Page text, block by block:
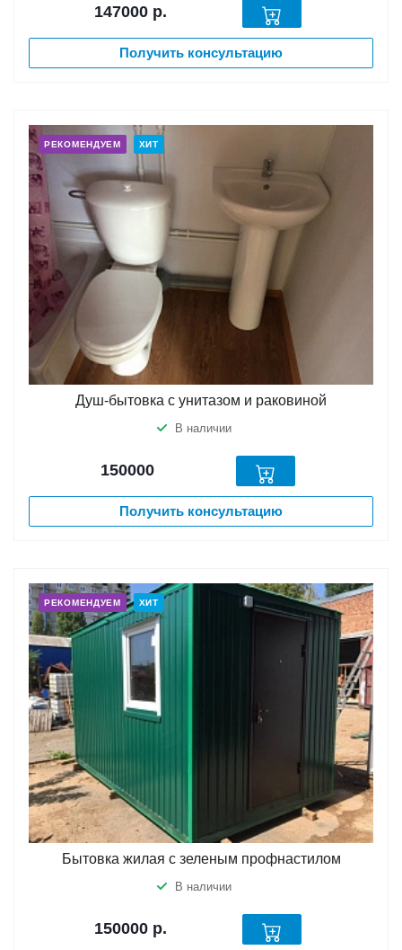
147000 р.
Получить консультацию
РЕКОМЕНДУЕМ ХИТ
Душ-бытовка с унитазом и раковиной
В наличии
150000
Получить консультацию
РЕКОМЕНДУЕМ ХИТ
Бытовка жилая с зеленым профнастилом
В наличии
150000 р.